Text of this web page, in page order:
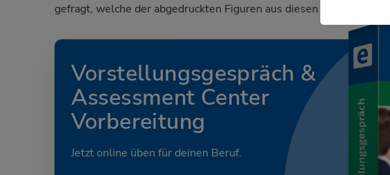
gefragt, welche der abgedruckten Figuren aus diesen Faltvorlagen
Vorstellungsgespräch &
Assessment Center
Vorbereitung
Jetzt online üben für deinen Beruf.